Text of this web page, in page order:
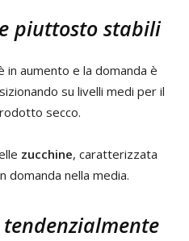
piuttosto stabili
in aumento e la domanda è
su livelli medi per il
secco.
zucchine, caratterizzata
domanda nella media.